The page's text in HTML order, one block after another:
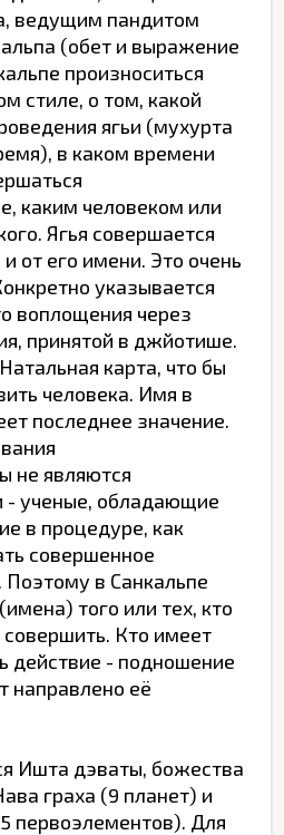
ведущим пандитом
(обет и выражение
произноситься
стиле, о том, какой
ягьи (мухурта
в каком времени
каким человеком или
Ягья совершается
от его имени. Это очень
указывается
воплощения через
принятой в джйотише.
карта, что бы
человека. Имя в
последнее значение.
не являются
- ученые, обладающие
в процедуре, как
совершенное
в Санкальпе
того или тех, кто
Кто имеет
действие - подношение
направлено её
Ишта дэваты, божества
граха (9 планет) и
первоэлементов). Для